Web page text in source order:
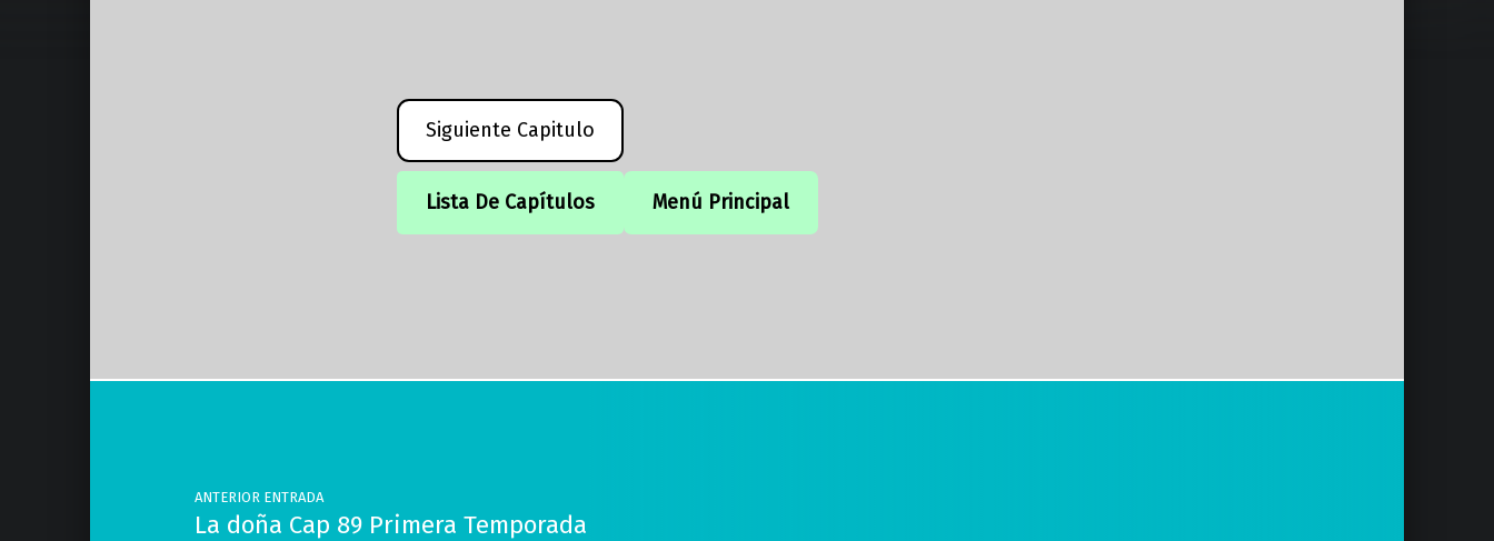
Siguiente Capitulo
Lista De Capítulos Menú Principal
Navegación de entradas
ANTERIOR ENTRADA
La doña Cap 89 Primera Temporada